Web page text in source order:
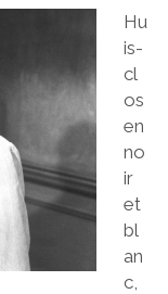
Hu
is-
cl
os
en
no
ir
et
bl
an
c,